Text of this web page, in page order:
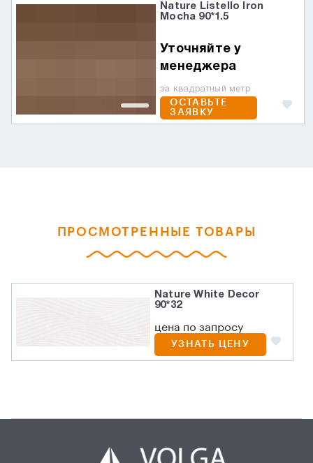
Nature Listello Iron
Mocha 90*1.5
Уточняйте у
менеджера
за квадратный метр
ОСТАВЬТЕ
ЗАЯВКУ
ПРОСМОТРЕННЫЕ ТОВАРЫ
Nature White Decor
90*32
цена по запросу
УЗНАТЬ ЦЕНУ